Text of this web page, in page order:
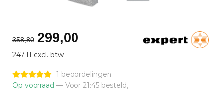
358,80 Oorspronkelijke
prijs
was:
€358,80.
299,00Huidige
€299,00.
247.11 excl. btw
1 beoordelingen
Op voorraad — Voor 21:45 besteld,